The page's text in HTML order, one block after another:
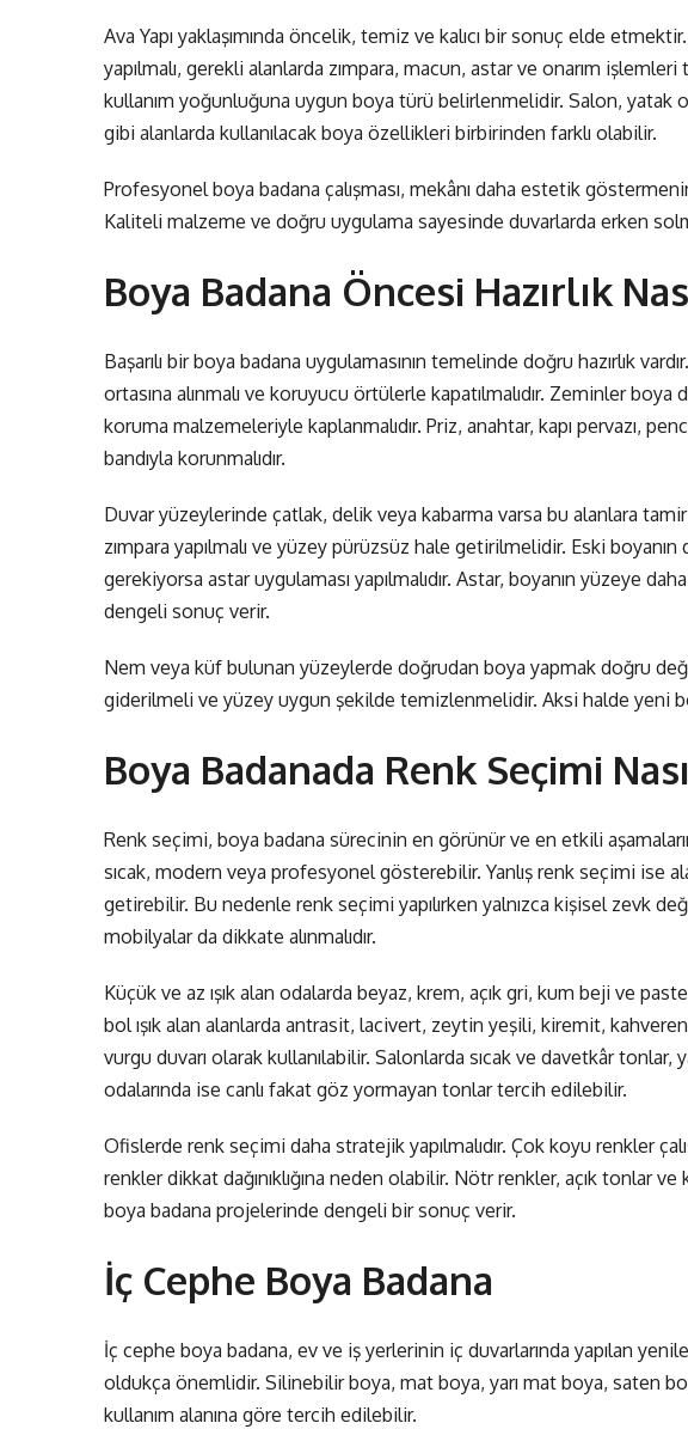
Ava Yapı yaklaşımında öncelik, temiz ve kalıcı bir sonuç elde
yapılmalı, gerekli alanlarda zımpara, macun, astar ve onarım işlemleri
kullanım yoğunluğuna uygun boya türü belirlenmelidir. Salon, yatak
gibi alanlarda kullanılacak boya özellikleri birbirinden farklı olabilir.
Profesyonel boya badana çalışması, mekânı daha estetik
Kaliteli malzeme ve doğru uygulama sayesinde duvarlarda erken
Boya Badana Öncesi Hazırlık
Başarılı bir boya badana uygulamasının temelinde doğru hazırlık
ortasına alınmalı ve koruyucu örtülerle kapatılmalıdır. Zeminler
koruma malzemeleriyle kaplanmalıdır. Priz, anahtar, kapı pervazı,
bandıyla korunmalıdır.
Duvar yüzeylerinde çatlak, delik veya kabarma varsa bu alanlara
zımpara yapılmalı ve yüzey pürüzsüz hale getirilmelidir. Eski
gerekiyorsa astar uygulaması yapılmalıdır. Astar, boyanın yüzeye
dengeli sonuç verir.
Nem veya küf bulunan yüzeylerde doğrudan boya yapmak doğru
giderilmeli ve yüzey uygun şekilde temizlenmelidir. Aksi halde yeni
Boya Badanada Renk Seçimi
Renk seçimi, boya badana sürecinin en görünür ve en etkili
sıcak, modern veya profesyonel gösterebilir. Yanlış renk seçimi ise
getirebilir. Bu nedenle renk seçimi yapılırken yalnızca kişisel zevk
mobilyalar da dikkate alınmalıdır.
Küçük ve az ışık alan odalarda beyaz, krem, açık gri, kum beji ve
bol ışık alan alanlarda antrasit, lacivert, zeytin yeşili, kiremit,
vurgu duvarı olarak kullanılabilir. Salonlarda sıcak ve davetkâr
odalarında ise canlı fakat göz yormayan tonlar tercih edilebilir.
Ofislerde renk seçimi daha stratejik yapılmalıdır. Çok koyu renkler
renkler dikkat dağınıklığına neden olabilir. Nötr renkler, açık tonlar
boya badana projelerinde dengeli bir sonuç verir.
İç Cephe Boya Badana
İç cephe boya badana, ev ve iş yerlerinin iç duvarlarında yapılan
oldukça önemlidir. Silinebilir boya, mat boya, yarı mat boya, saten
kullanım alanına göre tercih edilebilir.